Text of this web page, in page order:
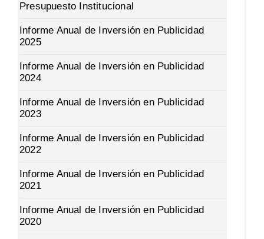
Presupuesto Institucional
Informe Anual de Inversión en Publicidad
2025
Informe Anual de Inversión en Publicidad
2024
Informe Anual de Inversión en Publicidad
2023
Informe Anual de Inversión en Publicidad
2022
Informe Anual de Inversión en Publicidad
2021
Informe Anual de Inversión en Publicidad
2020